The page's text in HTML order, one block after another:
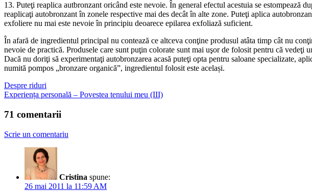
13. Puteţi reaplica autbronzant oricând este nevoie. În general efectul acestuia se
reaplicaţi autobronzant în zonele respective mai des decât în alte zone. Puteţi aplica
exfoliere nu mai este nevoie în principiu deoarece epilarea exfoliază suficient.
În afară de ingredientul principal nu contează ce altceva conţine produsul atâta timp cât nu
nevoie de practică. Produsele care sunt puţin colorate sunt mai uşor de folosit pentru că vedeţi
Dacă nu doriţi să experimentaţi autobronzarea acasă puteţi opta pentru saloane specializate,
numită pompos „bronzare organică”, ingredientul folosit este același.
Despre riduri
Experiența personală – Povestea tenului meu (III)
71 comentarii
Scrie un comentariu
Cristina spune:
26 mai 2011 la 11:59 AM